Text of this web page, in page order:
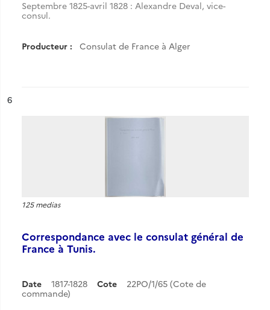
Septembre 1825-avril 1828 : Alexandre Deval, vice-
consul.
Producteur : Consulat de France à Alger
n°
6
125 medias
Correspondance avec le consulat général de
France à Tunis.
Date 1817-1828 Cote
22PO/1/65 (Cote de
commande)